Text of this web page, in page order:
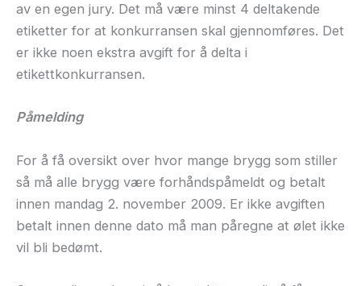
av en egen jury. Det må være minst 4 deltakende
etiketter for at konkurransen skal gjennomføres. Det
er ikke noen ekstra avgift for å delta i
etikettkonkurransen.
Påmelding
For å få oversikt over hvor mange brygg som stiller
så må alle brygg være forhåndspåmeldt og betalt
innen mandag 2. november 2009. Er ikke avgiften
betalt innen denne dato må man påregne at ølet ikke
vil bli bedømt.